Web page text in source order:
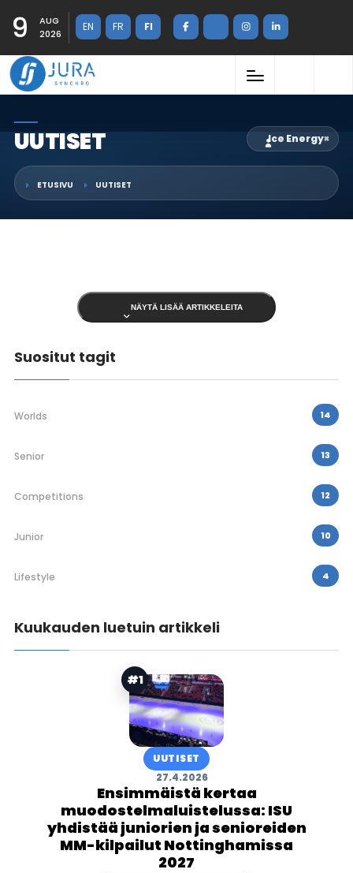
9
AUG
2026
EN FR FI
UUTISET Ice Energy×
ETUSIVU UUTISET
NÄYTÄ LISÄÄ ARTIKKELEITA
Suositut tagit
Worlds 14
Senior 13
Competitions 12
Junior 10
Lifestyle 4
Kuukauden luetuin artikkeli
#1
UUTISET
27.4.2026
Ensimmäistä kertaa
muodostelmaluistelussa: ISU
yhdistää juniorien ja senioreiden
MM-kilpailut Nottinghamissa
2027